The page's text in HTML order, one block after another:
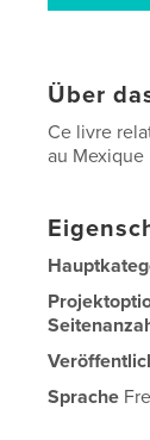
Über
Ce livre
au Mexique
Sprache